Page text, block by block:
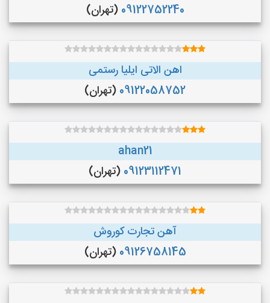
09122752240 (تهران)
اهن الاتی ایلیا رستمی
09122058752 (تهران)
ahan21
09123112471 (تهران)
آهن تجارت کوروش
09126758145 (تهران)